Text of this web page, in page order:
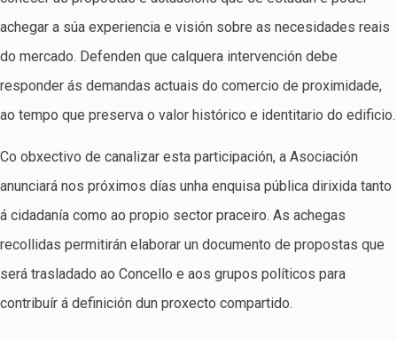
achegar a súa experiencia e visión sobre as necesidades reais
do mercado. Defenden que calquera intervención debe
responder ás demandas actuais do comercio de proximidade,
ao tempo que preserva o valor histórico e identitario do edificio.
Co obxectivo de canalizar esta participación, a Asociación
anunciará nos próximos días unha enquisa pública dirixida tanto
á cidadanía como ao propio sector praceiro. As achegas
recollidas permitirán elaborar un documento de propostas que
será trasladado ao Concello e aos grupos políticos para
contribuír á definición dun proxecto compartido.